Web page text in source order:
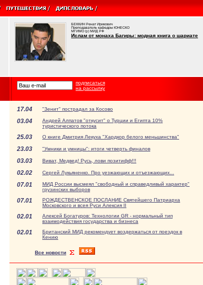
БЕККИН Ренат Ирикович
Преподаватель кафедры ЮНЕСКО
МГИМО (у) МИД РФ
Ислам от монаха Багиры: модная книга о шариате
подписаться
на рассылку
17.04 "Зенит" пострадал за Косово
03.04
Андрей Алпатов "откусит" о Турции и Египта 10%
туристического потока
25.03 О книге Дмитрия Лекуха "Хардкор белого меньшинства"
23.03 "Умники и умницы": итоги четверть финалов
03.03 Виват, Медвед! Русь, лови позитифф!!!
02.02 Сергей Лукьяненко. Про уезжающих и отъезжающих...
07.01
МИД России высмеял "свободный и справедливый характер"
грузинских выборов
07.01
РОЖДЕСТВЕНСКОЕ ПОСЛАНИЕ Святейшего Патриарха
Московского и всея Руси Алексия II
02.01
Алексей Богатуров: Технологии GR - нормальный тип
взаимодействия государства и бизнеса
02.01
Британский МИД рекомендует воздержаться от поездок в
Кению
Все новости